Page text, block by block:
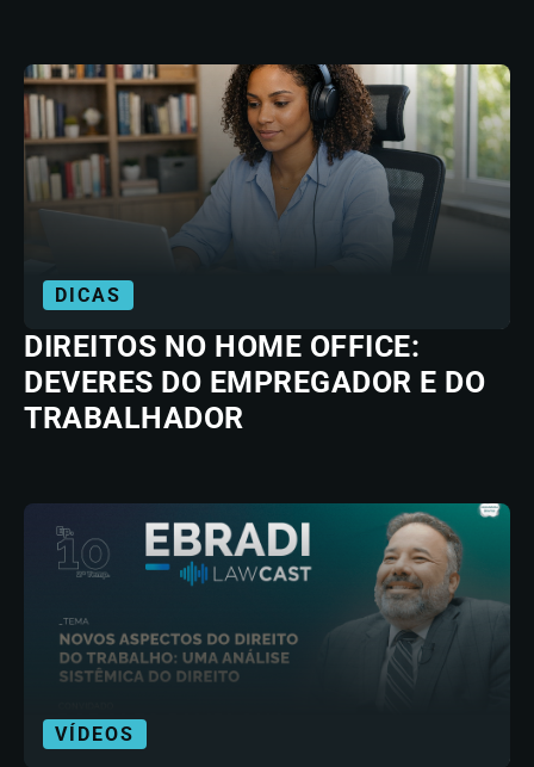
DICAS
DIREITOS NO HOME OFFICE:
DEVERES DO EMPREGADOR E DO
TRABALHADOR
VÍDEOS